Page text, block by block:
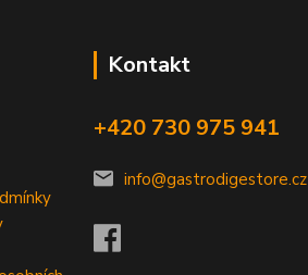
Kontakt
+420 730 975 941
info@gastrodigestore.cz